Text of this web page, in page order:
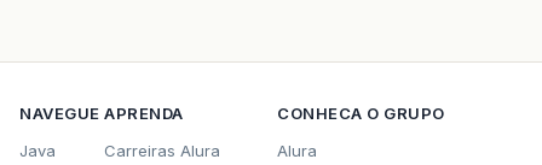
NAVEGUE
Java
APRENDA
Carreiras Alura
CONHECA O GRUPO
Alura